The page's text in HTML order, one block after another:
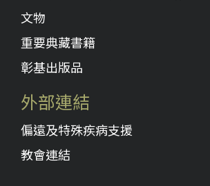
文物
重要典藏書籍
彰基出版品
外部連結
偏遠及特殊疾病支援
教會連結